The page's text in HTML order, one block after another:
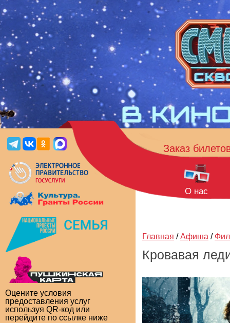
Оцените условия
предоставления услуг
используя QR-код или
перейдите по ссылке ниже
Заказ
О нас
Главная / Афиша /
Кровавая